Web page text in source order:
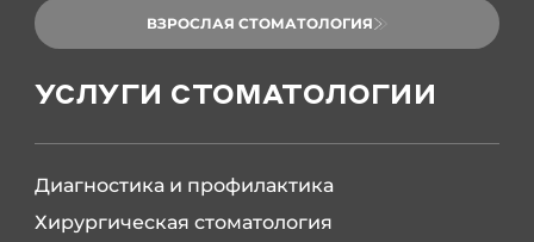
ВЗРОСЛАЯ СТОМАТОЛОГИЯ
УСЛУГИ СТОМАТОЛОГИИ
Диагностика и профилактика
Хирургическая стоматология